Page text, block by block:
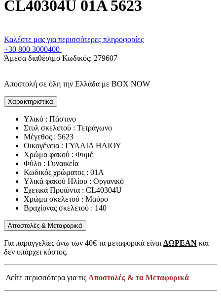
CL40304U 01A 5623
Καλέστε μας για περισσότερες πληροφορίες
+30 800 3000400
Άμεσα διαθέσιμο Κωδικός: 279607
Αποστολή σε όλη την Ελλάδα με BOX NOW
Χαρακτηριστικά
Υλικό : Πάστινο
Στυλ σκελετού : Τετράγωνο
Μέγεθος : 5623
Οικογένεια : ΓΥΑΛΙΑ ΗΛΙΟΥ
Χρώμα φακού : Φυμέ
Φύλο : Γυναικεία
Κωδικός χρώματος : 01A
Υλικά φακού Ηλίου : Οργανικό
Σχετικά Προϊόντα : CL40304U
Χρώμα σκελετού : Μαύρο
Βραχίονας σκελετού : 140
Αποστολές & Μεταφορικά
Για παραγγελίες άνω των 40€ τα μεταφορικά είναιΔΩΡΕΑΝ και
δεν υπάρχει κόστος.
Δείτε περισσότερα για τις Αποστολές & τα Μεταφορικά